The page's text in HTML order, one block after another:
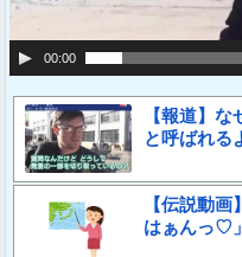
00:00
【報道】
と呼ばれる
【伝説動
はぁんっ♡